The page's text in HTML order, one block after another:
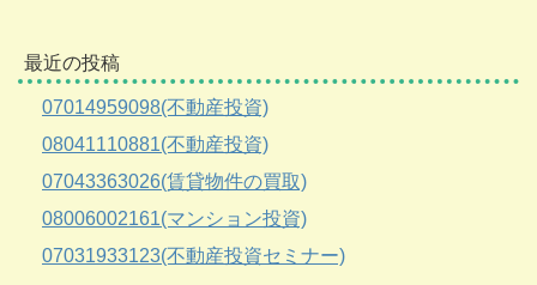
最近の投稿
07014959098(不動産投資)
08041110881(不動産投資)
07043363026(賃貸物件の買取)
08006002161(マンション投資)
07031933123(不動産投資セミナー)